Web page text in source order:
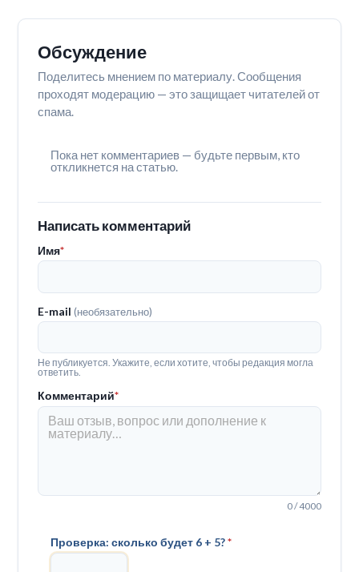
Обсуждение
Поделитесь мнением по материалу. Сообщения
проходят модерацию — это защищает читателей от
спама.
Пока нет комментариев — будьте первым, кто
откликнется на статью.
Написать комментарий
Имя*
E-mail(необязательно)
Не публикуется. Укажите, если хотите, чтобы редакция могла
ответить.
Комментарий*
0 / 4000
Проверка: сколько будет 6 + 5?*